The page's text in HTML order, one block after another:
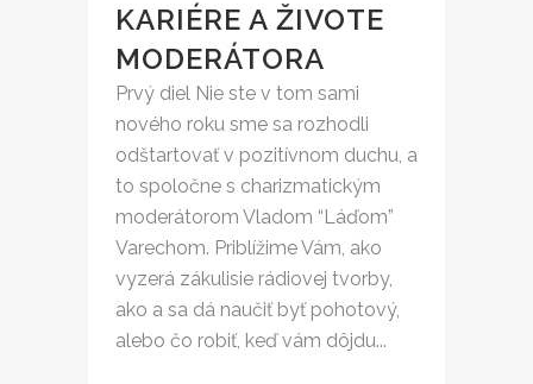
KARIÉRE A ŽIVOTE
MODERÁTORA
Prvý diel Nie ste v tom sami
nového roku sme sa rozhodli
odštartovať v pozitívnom duchu, a
to spoločne s charizmatickým
moderátorom Vladom “Láďom”
Varechom. Priblížime Vám, ako
vyzerá zákulisie rádiovej tvorby,
ako a sa dá naučiť byť pohotový,
alebo čo robiť, keď vám dôjdu...